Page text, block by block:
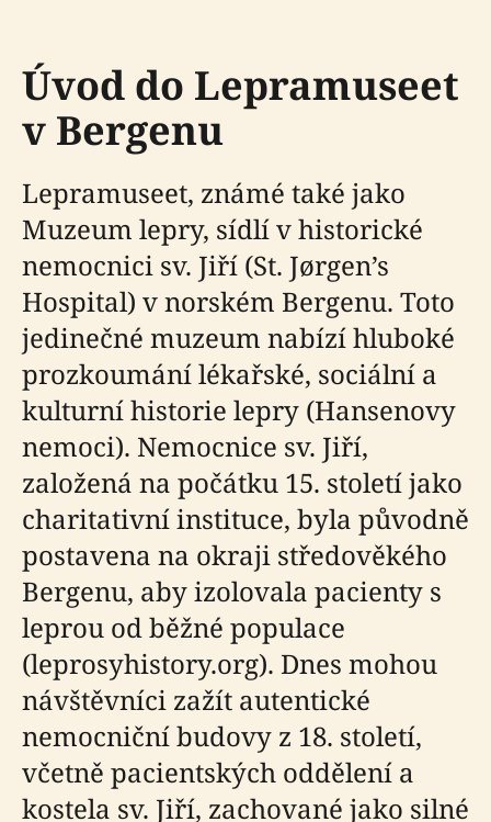
Úvod do Lepramuseet
v Bergenu
Lepramuseet, známé také jako
Muzeum lepry, sídlí v historické
nemocnici sv. Jiří (St. Jørgen’s
Hospital) v norském Bergenu. Toto
jedinečné muzeum nabízí hluboké
prozkoumání lékařské, sociální a
kulturní historie lepry (Hansenovy
nemoci). Nemocnice sv. Jiří,
založená na počátku 15. století jako
charitativní instituce, byla původně
postavena na okraji středověkého
Bergenu, aby izolovala pacienty s
leprou od běžné populace
(leprosyhistory.org). Dnes mohou
návštěvníci zažít autentické
nemocniční budovy z 18. století,
včetně pacientských oddělení a
kostela sv. Jiří, zachované jako silné